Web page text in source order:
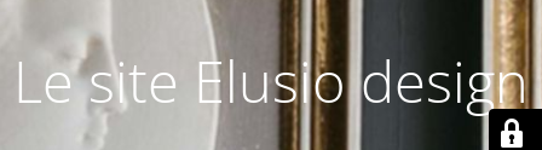
Le site Elusio design